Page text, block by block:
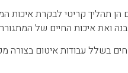
הן תהליך קריטי לבקרת איכות
ואת איכות החיים של
בשלל עבודות איטום בצורה